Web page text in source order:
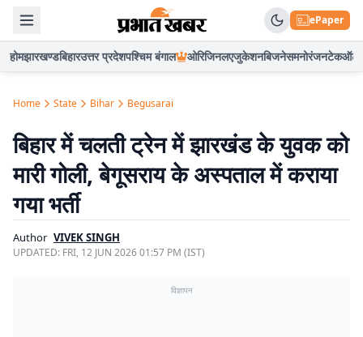
ePaper
होमझारखण्डबिहारउत्तर प्रदेशपश्चिम बंगाल ओरिजिनलएजुकेशनबिजनेसमनोरंजनटेकऑटो
Home State Bihar Begusarai
बिहार में चलती ट्रेन में झारखंड के युवक को
मारी गोली, बेगूसराय के अस्पताल में कराया
गया भर्ती
Author VIVEK SINGH
UPDATED: FRI, 12 JUN 2026 01:57 PM (IST)
विज्ञापन